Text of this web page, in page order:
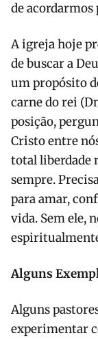
de acordarmos
A igreja hoje
de buscar a
um propósito
carne do rei
posição,
Cristo entre
total liberdade
sempre.
para amar,
vida. Sem ele,
Alguns
Alguns
experimentar